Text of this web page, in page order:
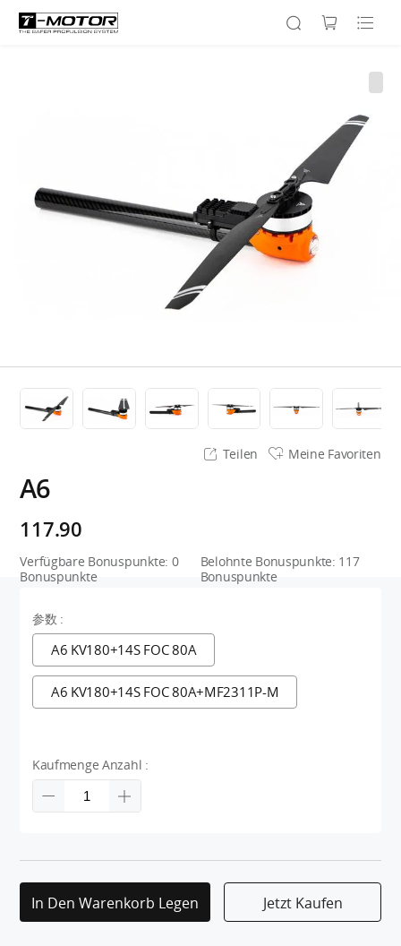
Teilen Meine Favoriten
A6
117.90
Verfügbare Bonuspunkte: 0
Bonuspunkte
Belohnte Bonuspunkte: 117
Bonuspunkte
参数 :
A6 KV180+14S FOC 80A
A6 KV180+14S FOC 80A+MF2311P-M
Kaufmenge Anzahl :
In Den Warenkorb Legen Jetzt Kaufen